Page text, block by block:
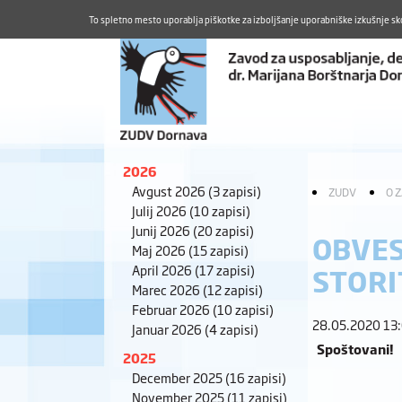
2026
Avgust 2026 (3 zapisi)
Julij 2026 (10 zapisi)
Junij 2026 (20 zapisi)
Maj 2026 (15 zapisi)
April 2026 (17 zapisi)
Marec 2026 (12 zapisi)
Februar 2026 (10 zapisi)
Januar 2026 (4 zapisi)
2025
December 2025(16 zapisi)
November 2025(11 zapisi)
ZUDV O
28.05.2020
Spoštovani!
To spletno mesto uporablja piškotke za izboljšanje uporabniške izkušnje